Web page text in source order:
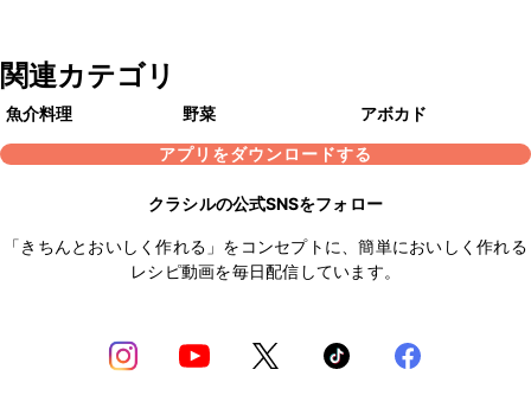
関連カテゴリ
魚介料理 野菜
アボカド
アプリをダウンロードする
クラシルの公式SNSをフォロー
「きちんとおいしく作れる」をコンセプトに、簡単においしく作れる
レシピ動画を毎日配信しています。